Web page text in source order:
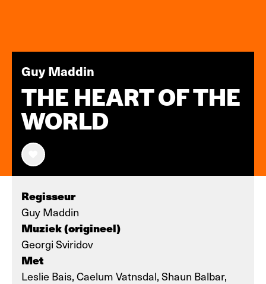
Guy Maddin
THE HEART OF THE
WORLD
Regisseur
Guy Maddin
Muziek (origineel)
Georgi Sviridov
Met
Leslie Bais, Caelum Vatnsdal, Shaun Balbar,